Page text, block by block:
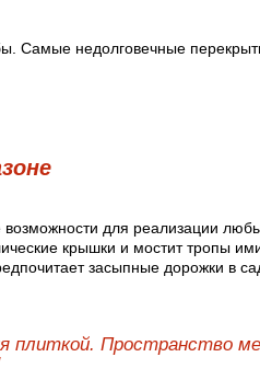
Самые недолговечные
для реализации
крышки и мостит тропы
засыпные дорожки в
плиткой. Пространство